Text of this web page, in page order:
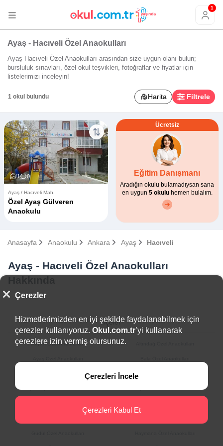
1
Ayaş - Hacıveli Özel Anaokulları
Ayaş Hacıveli Özel Anaokulları arasından size uygun olanı bulun;
bursluluk sınavları, özel okul teşvikleri, fotoğraflar ve fiyatlar için
listelerimizi inceleyin!
1 okul bulundu Harita Filtrele
1 0
Ayaş / Hacıveli Mah.
Özel Ayaş Gülveren
Anaokulu
Ücretsiz
Eğitim Danışmanı
Aradığın okulu bulamadıysan sana
en uygun 5 okuluhemen bulalım.
Anasayfa Anaokulu Ankara Ayaş Hacıveli
Ayaş - Hacıveli Özel Anaokulları
İlçeler
Akyurt Özel Anaokulları
Beypazarı Özel Anaokulları Çamlıdere Özel Anaokulları
Çerezler
Hizmetlerimizden en iyi şekilde faydalanabilmek için
çerezler kullanıyoruz. Okul.com.tr’yi kullanarak
çerezlere izin vermiş olursunuz.
Çerezleri İncele
Çerezleri Kabul Et